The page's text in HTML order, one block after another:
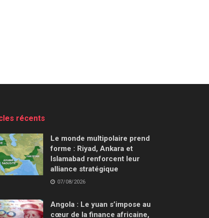
récents
Le monde multipolaire prend
forme : Riyad, Ankara et
Islamabad renforcent leur
alliance stratégique
07/08/2026
Angola : Le yuan s’impose au
cœur de la finance africaine,